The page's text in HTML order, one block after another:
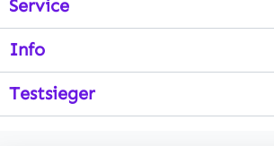
Service
Info
Testsieger